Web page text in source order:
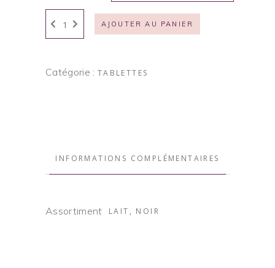
AJOUTER AU PANIER
Catégorie : TABLETTES
INFORMATIONS COMPLÉMENTAIRES
Assortiment LAIT, NOIR